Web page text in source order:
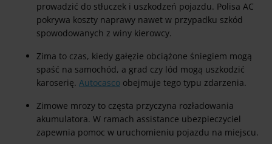
prowadzić do stłuczek i uszkodzeń pojazdu. Polisa AC
pokrywa koszty naprawy nawet w przypadku szkód
spowodowanych z winy kierowcy.
Zima to czas, kiedy gałęzie obciążone śniegiem mogą
spaść na samochód, a grad czy lód mogą uszkodzić
karoserię. Autocasco obejmuje tego typu zdarzenia.
Zimowe mrozy to częsta przyczyna rozładowania
akumulatora. W ramach assistance ubezpieczyciel
zapewnia pomoc w uruchomieniu pojazdu na miejscu.